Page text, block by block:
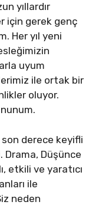
yıllardır
için gerek genç
Her yıl yeni
uyum
ile ortak bir
oluyor.
derece keyifli
Drama, Düşünce
etkili ve yaratıcı
ile
neden